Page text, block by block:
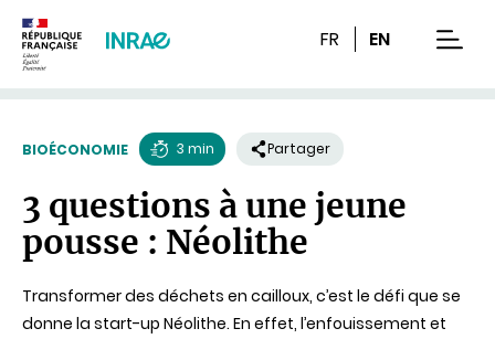
FR EN
BIOÉCONOMIE
de
lecture
3 min Partager
3 questions à une jeune
pousse : Néolithe
Transformer des déchets en cailloux, c’est le défi que se
donne la start-up Néolithe. En effet, l’enfouissement et